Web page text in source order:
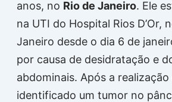
anos, no Rio de Janeiro. Ele
na UTI do Hospital Rios D’Or,
Janeiro desde o dia 6 de
por causa de desidratação e
abdominais. Após a
identificado um tumor no